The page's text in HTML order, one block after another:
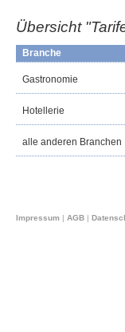
Übersicht
Branche
Gastronomie
Hotellerie
alle anderen Branchen
Impressum | AGB |